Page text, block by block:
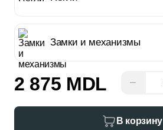
Замки и механизмы
2 875 MDL −
В корзину